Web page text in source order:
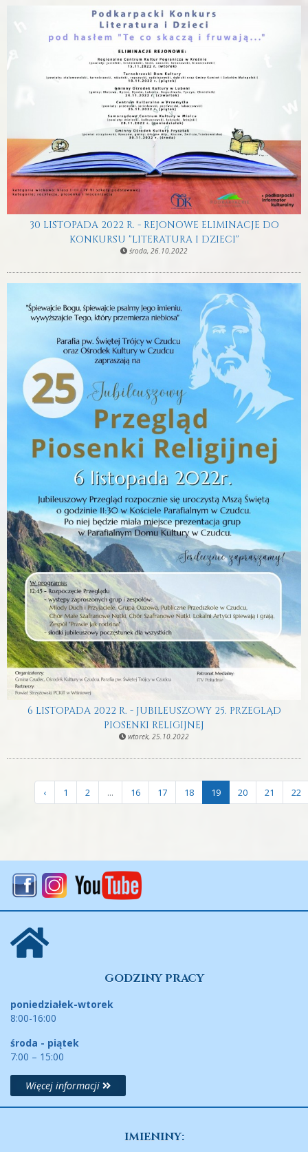
GODZINY PRACY
poniedziałek-wtorek
8:00-16:00
środa - piątek
7:00 – 15:00
Więcej informacji
IMIENINY:
30 LISTOPADA 2022 R. - REJONOWE ELIMINACJE DO
KONKURSU "LITERATURA I DZIECI"
środa, 26.10.2022
6 LISTOPADA 2022 R. - JUBILEUSZOWY 25. PRZEGLĄD
PIOSENKI RELIGIJNEJ
wtorek, 25.10.2022
‹ 1 2 ... 16 17 18 19 20 21 22